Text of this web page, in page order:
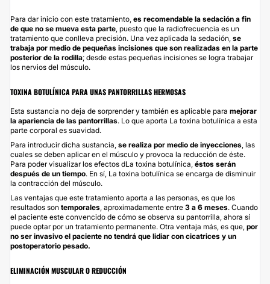
Para dar inicio con este tratamiento, es recomendable la sedación a fin
de que no se mueva esta parte , puesto que la radiofrecuencia es un
tratamiento que conlleva precisión. Una vez aplicada la sedación, se
trabaja por medio de pequeñas incisiones que son realizadas en la parte
posterior de la rodilla; desde estas pequeñas incisiones se logra trabajar
los nervios del músculo.
TOXINA BOTULÍNICA PARA UNAS PANTORRILLAS HERMOSAS
Esta sustancia no deja de sorprender y también es aplicable para mejorar
la apariencia de las pantorrillas. Lo que aporta La toxina botulínica a esta
parte corporal es suavidad.
Para introducir dicha sustancia, se realiza por medio de inyecciones , las
cuales se deben aplicar en el músculo y provoca la reducción de éste.
Para poder visualizar los efectos dLa toxina botulínica, éstos serán
después de un tiempo. En sí, La toxina botulínica se encarga de disminuir
la contracción del músculo.
Las ventajas que este tratamiento aporta a las personas, es que los
resultados son temporales , aproximadamente entre 3 a 6 meses. Cuando
el paciente este convencido de cómo se observa su pantorrilla, ahora sí
puede optar por un tratamiento permanente. Otra ventaja más, es que, por
no ser invasivo el paciente no tendrá que lidiar con cicatrices y un
postoperatorio pesado.
ELIMINACIÓN MUSCULAR O REDUCCIÓN